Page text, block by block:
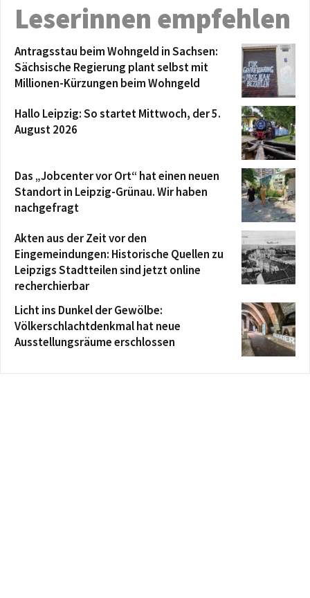
Leserinnen empfehlen
Antragsstau beim Wohngeld in Sachsen:
Sächsische Regierung plant selbst mit
Millionen-Kürzungen beim Wohngeld
Hallo Leipzig: So startet Mittwoch, der 5.
August 2026
Das „Jobcenter vor Ort“ hat einen neuen
Standort in Leipzig-Grünau. Wir haben
nachgefragt
Akten aus der Zeit vor den
Eingemeindungen: Historische Quellen zu
Leipzigs Stadtteilen sind jetzt online
recherchierbar
Licht ins Dunkel der Gewölbe:
Völkerschlachtdenkmal hat neue
Ausstellungsräume erschlossen